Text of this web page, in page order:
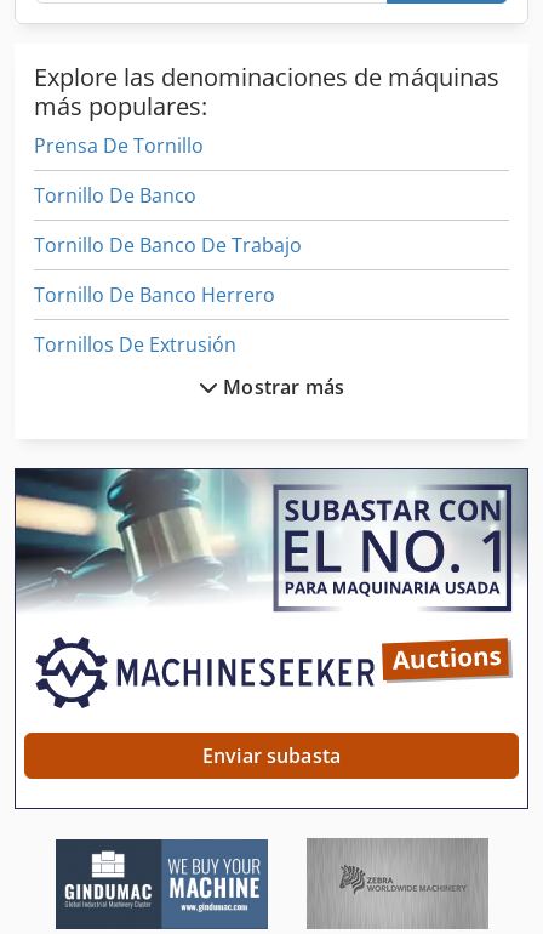
16 ¼ hole Carro transversal giratorio 36" - Distancia entre
electrol 5035 Número de serie: 501616-010 Voltaje de
entrada : 3 fases -380 - 460 V Fabricante : Lehmann -USA
Fecha de fabricación : 1982 Peso : 41,000 lbs. Dsdpfjtp T
Azjx Ap Eswa
Explore las denominaciones de máquinas
más populares:
Prensa De Tornillo
Tornillo De Banco
Tornillo De Banco De Trabajo
Tornillo De Banco Herrero
Tornillos De Extrusión
Torno De Cabezal
Torno De Ciclo
Torno De Ciclo De
Torno De Husillo Doble
Torno De La Diada
Torno De Levas
Torno De Metal
Torno De Precision
Mostrar más
Enviar subasta